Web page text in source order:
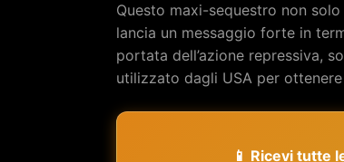
Questo maxi-sequestro non
lancia un messaggio forte in
portata dell’azione repressiva,
utilizzato dagli USA per
📱 Ricevi tutte